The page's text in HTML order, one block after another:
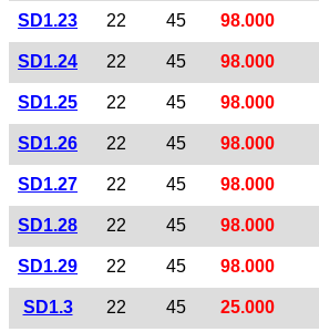
SD1.23 22 45 98.000
SD1.24 22 45 98.000
SD1.25 22 45 98.000
SD1.26 22 45 98.000
SD1.27 22 45 98.000
SD1.28 22 45 98.000
SD1.29 22 45 98.000
SD1.3 22 45 25.000